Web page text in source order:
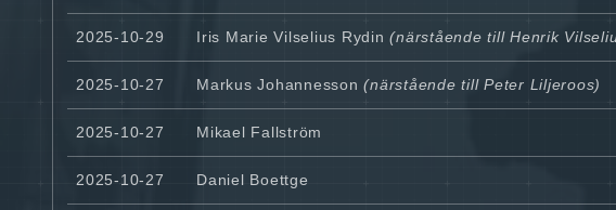
2025-10-29 Iris Marie Vilselius Rydin (närstående till Henrik
2025-10-27 Markus Johannesson (närstående till Peter Liljeroos)
2025-10-27 Mikael Fallström
2025-10-27 Daniel Boettge